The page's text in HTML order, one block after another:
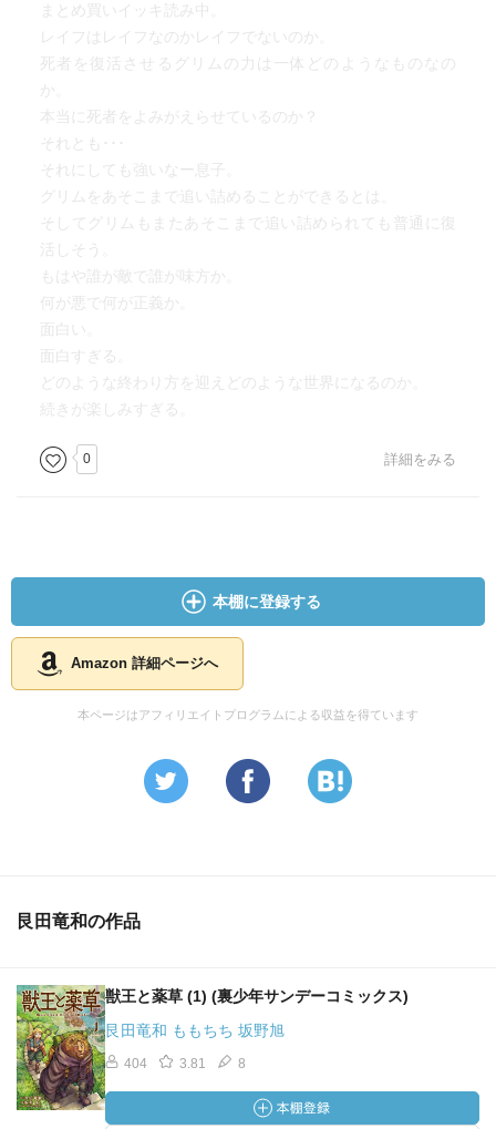
まとめ買いイッキ読み中。
レイフはレイフなのかレイフでないのか。
死者を復活させるグリムの力は一体どのようなものなの
か。
本当に死者をよみがえらせているのか？
それとも･･･
それにしても強いなー息子。
グリムをあそこまで追い詰めることができるとは。
そしてグリムもまたあそこまで追い詰められても普通に復
活しそう。
もはや誰が敵で誰が味方か。
何が悪で何が正義か。
面白い。
面白すぎる。
どのような終わり方を迎えどのような世界になるのか。
続きが楽しみすぎる。
0 詳細をみる
本棚に登録する
Amazon 詳細ページへ
本ページはアフィリエイトプログラムによる収益を得ています
艮田竜和の作品
獣王と薬草 (1) (裏少年サンデーコミックス)
艮田竜和 ももちち 坂野旭
404 3.81 8